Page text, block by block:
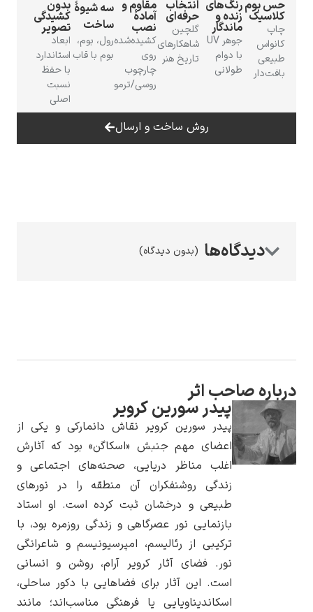
ادگار دگا
پیر آگوست رنوآر
پل سزان
یوهانس فرمیر
حس بوم
کلاسیک
چاپ
کانواس
طبیعی
بافت‌دار
رنگ‌های
زنده و
ماندگار
جوهر UV
با دوام
طولانی
انتخاب
حرفه‌ای
گلچین
شاهکارهای
تاریخ هنر
مقاوم و
آمادهٔ
نصب
کشیده‌شده
روی
چارچوب
روسی/ترمو
سه شیوهٔ
ساخت
رول، بوم،
بوم با قاب
بدون
کشیدگی
تصویر
ابعاد
استاندارد
با حفظ
نسبت
اصلی
روش ساخت و ارسال
(بدون دیدگاه)
درباره صاحب اثر
پیدر سورین کرویر
پیدر سورین کرویر نقاش دانمارکی و یکی از
اعضای مهم جنبش «اسکاگن» بود که آثارش
اغلب مناظر دریایی، صحنه‌های اجتماعی و
زندگی روشنفکران آن منطقه را در نورهای
طبیعی و درخشان ثبت کرده است. او استاد
بازنمایی نور عصرگاهی و زندگی روزمره بود، با
ترکیبی از رئالیسم، امپرسیونیسم و شاعرانگی
نور. فضای آثار کرویر آرام، روشن و انسانی
است. این آثار برای فضاهایی با دکور ساحلی،
اسکاندیناویایی یا فرهنگی مناسب‌اند؛ مانند